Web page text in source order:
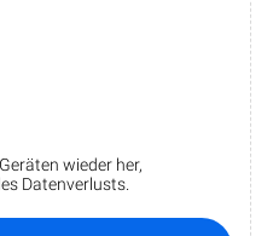
wieder her,
Datenverlusts.